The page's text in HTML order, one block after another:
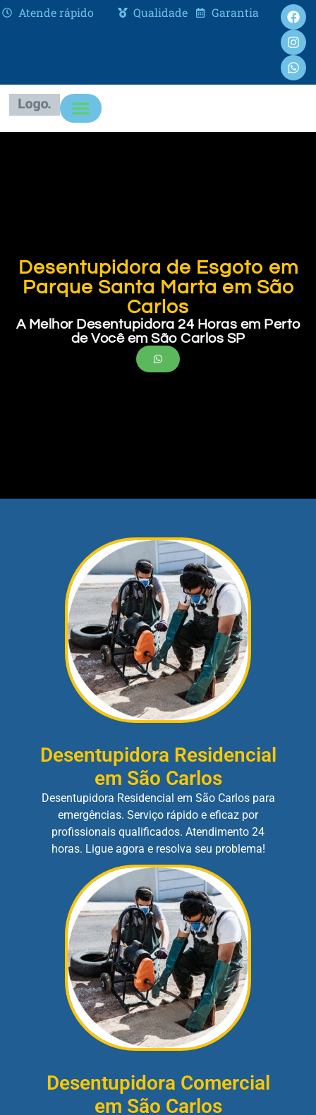
Atende rápido Qualidade Garantia
Desentupidora de Esgoto em
Parque Santa Marta em São
Carlos
A Melhor Desentupidora 24 Horas em Perto
de Você em São Carlos SP
Desentupidora Residencial
em São Carlos
Desentupidora Residencial em São Carlos para
emergências. Serviço rápido e eficaz por
profissionais qualificados. Atendimento 24
horas. Ligue agora e resolva seu problema!
Desentupidora Comercial
em São Carlos